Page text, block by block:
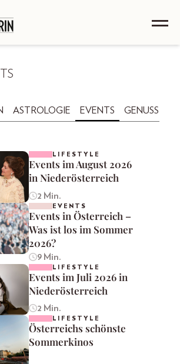
ASTROLOGIE EVENTS GENUSS
LIFESTYLE
Events im August 2026
in Niederösterreich
2 Min.
EVENTS
Events in Österreich –
Was ist los im Sommer
2026?
9 Min.
LIFESTYLE
Events im Juli 2026 in
Niederösterreich
2 Min.
LIFESTYLE
Österreichs schönste
Sommerkinos